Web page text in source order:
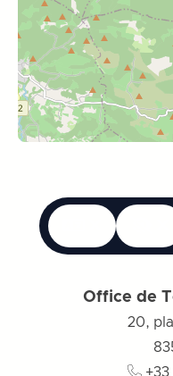
Le lingue
Chiudere il
Office de
20,
+33